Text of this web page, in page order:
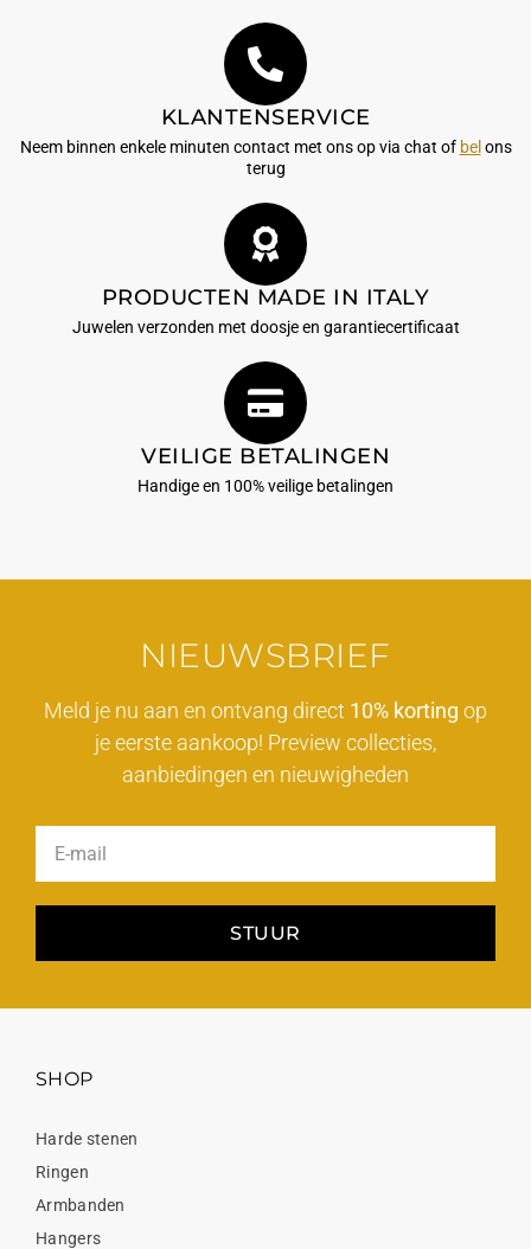
KLANTENSERVICE
Neem binnen enkele minuten contact met ons op via chat of bel ons
terug
PRODUCTEN MADE IN ITALY
Juwelen verzonden met doosje en garantiecertificaat
VEILIGE BETALINGEN
Handige en 100% veilige betalingen
NIEUWSBRIEF
Meld je nu aan en ontvang direct 10% korting op
je eerste aankoop! Preview collecties,
aanbiedingen en nieuwigheden
STUUR
SHOP
Harde stenen
Ringen
Armbanden
Hangers